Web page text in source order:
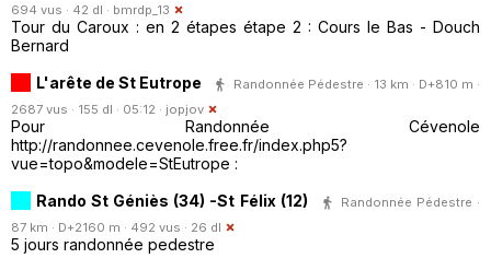
694 vus · 42 dl · bmrdp_13
Tour du Caroux : en 2 étapes étape 2 : Cours le Bas - Douch
Bernard
L'arête de St Eutrope
Randonnée Pédestre · 13 km · D+810 m ·
2687 vus · 155 dl · 05:12 · jopjov
Pour Randonnée Cévenole
http://randonnee.cevenole.free.fr/index.php5?
vue=topo&modele=StEutrope :
Rando St Géniès (34) -St Félix (12)
Randonnée Pédestre ·
87 km · D+2160 m · 492 vus · 26 dl
5 jours randonnée pedestre